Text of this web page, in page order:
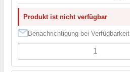
Produkt ist nicht verfügbar
Benachrichtigung bei Verfügbarkeit